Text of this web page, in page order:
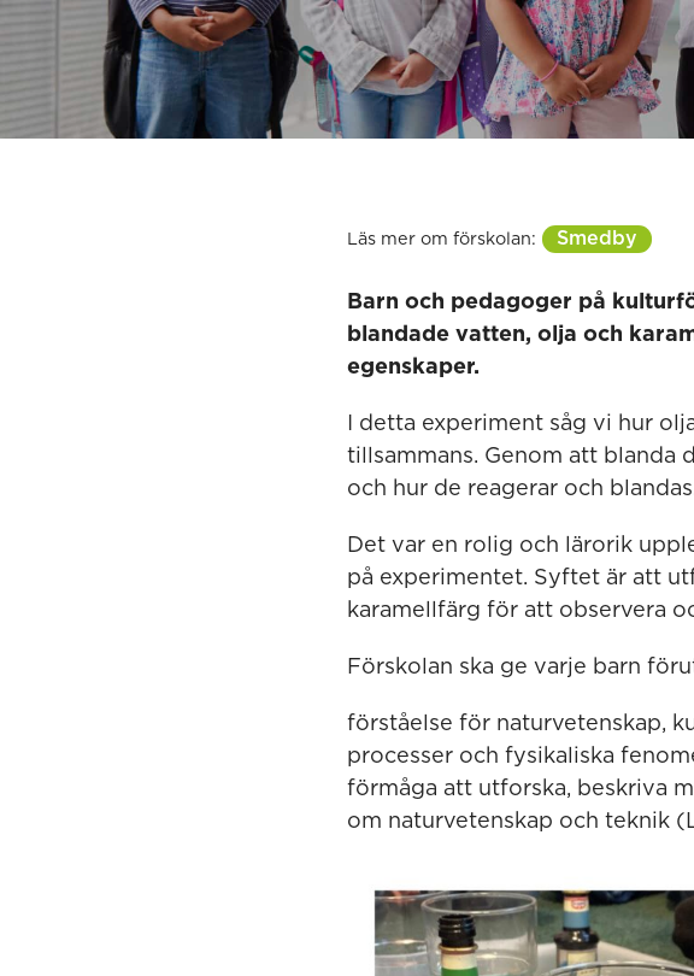
Läs mer om förskolan: Smedby
Barn och pedagoger på
blandade vatten, olja och
egenskaper.
I detta experiment såg vi hur
tillsammans. Genom att blanda
och hur de reagerar och
Det var en rolig och lärorik
på experimentet. Syftet är att
karamellfärg för att observera
Förskolan ska ge varje barn
förståelse för naturvetenskap,
processer och fysikaliska
förmåga att utforska, beskriva
om naturvetenskap och teknik